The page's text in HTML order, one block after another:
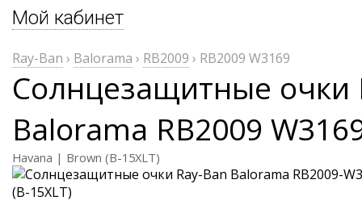
Мой кабинет
Ray-Ban › Balorama › RB2009 › RB2009 W3169
Солнцезащитные очки
Balorama RB2009
Havana | Brown (B-15XLT)